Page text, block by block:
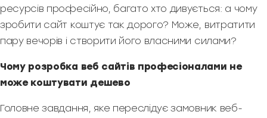
ресурсів професійно, багато хто дивується: а чому
зробити сайт коштує так дорого? Може, витратити
пару вечорів і створити його власними силами?
Чому розробка веб сайтів професіоналами не
може коштувати дешево
Головне завдання, яке переслідує замовник веб-